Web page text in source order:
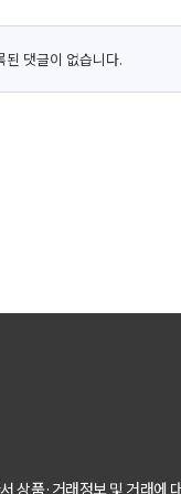
된 댓글이 없습니다.
상품·거래정보 및 거래에